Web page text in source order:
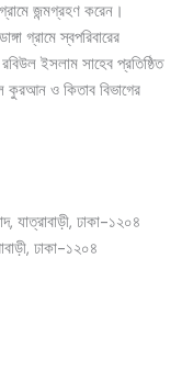
জন্মগ্রহণ করেন।
গ্রামে স্বপরিবারের
ইসলাম সাহেব প্রতিষ্ঠিত
কুরআন ও কিতাব বিভাগের
যাত্রাবাড়ী, ঢাকা-১২০৪
ঢাকা-১২০৪